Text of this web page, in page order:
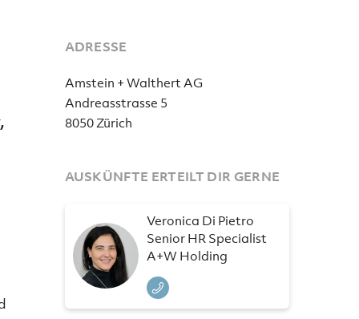
ADRESSE
Amstein + Walthert AG
Andreasstrasse 5
8050 Zürich
AUSKÜNFTE ERTEILT DIR GERNE
Veronica Di Pietro
Senior HR Specialist
A+W Holding